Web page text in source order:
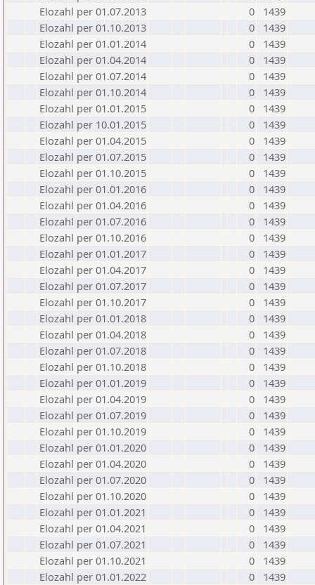
Elozahl per 01.07.2013
0
1439
Elozahl per 01.10.2013
0
1439
Elozahl per 01.01.2014
0
1439
Elozahl per 01.04.2014
0
1439
Elozahl per 01.07.2014
0
1439
Elozahl per 01.10.2014
0
1439
Elozahl per 01.01.2015
0
1439
Elozahl per 10.01.2015
0
1439
Elozahl per 01.04.2015
0
1439
Elozahl per 01.07.2015
0
1439
Elozahl per 01.10.2015
0
1439
Elozahl per 01.01.2016
0
1439
Elozahl per 01.04.2016
0
1439
Elozahl per 01.07.2016
0
1439
Elozahl per 01.10.2016
0
1439
Elozahl per 01.01.2017
0
1439
Elozahl per 01.04.2017
0
1439
Elozahl per 01.07.2017
0
1439
Elozahl per 01.10.2017
0
1439
Elozahl per 01.01.2018
0
1439
Elozahl per 01.04.2018
0
1439
Elozahl per 01.07.2018
0
1439
Elozahl per 01.10.2018
0
1439
Elozahl per 01.01.2019
0
1439
Elozahl per 01.04.2019
0
1439
Elozahl per 01.07.2019
0
1439
Elozahl per 01.10.2019
0
1439
Elozahl per 01.01.2020
0
1439
Elozahl per 01.04.2020
0
1439
Elozahl per 01.07.2020
0
1439
Elozahl per 01.10.2020
0
1439
Elozahl per 01.01.2021
0
1439
Elozahl per 01.04.2021
0
1439
Elozahl per 01.07.2021
0
1439
Elozahl per 01.10.2021
0
1439
Elozahl per 01.01.2022
0
1439